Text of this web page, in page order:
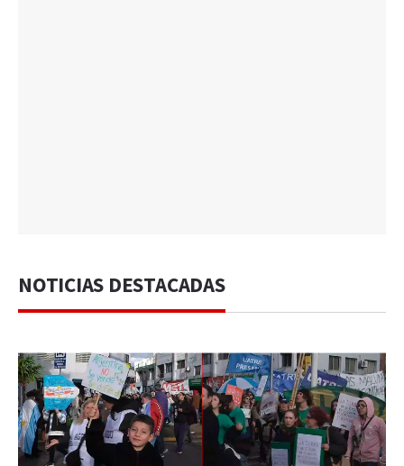
NOTICIAS DESTACADAS